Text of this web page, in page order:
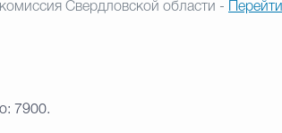
Свердловской области - Перейти
7900.